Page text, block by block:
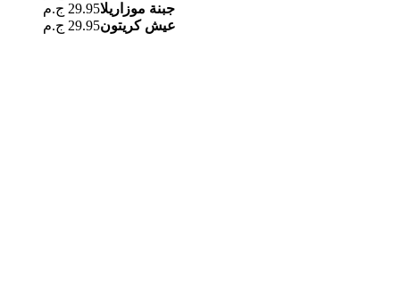
جبنة موزاريلا29.95 ج.م
عيش كريتون29.95 ج.م